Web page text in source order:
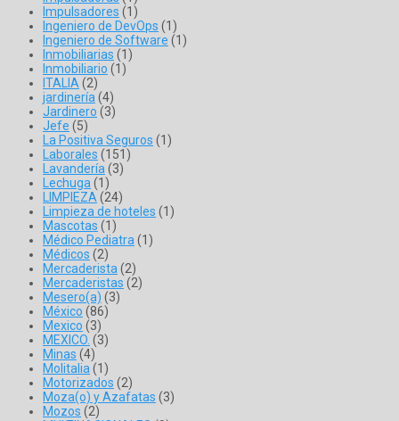
Impulsadores (1)
Ingeniero de DevOps (1)
Ingeniero de Software (1)
Inmobiliarias (1)
Inmobiliario (1)
ITALIA(2)
jardinería(4)
Jardinero (3)
Jefe (5)
La Positiva Seguros (1)
Laborales (151)
Lavandería(3)
Lechuga(1)
LIMPIEZA(24)
Limpieza de hoteles (1)
Mascotas (1)
Médico Pediatra(1)
Médicos (2)
Mercaderista(2)
Mercaderistas (2)
Mesero(a) (3)
México (86)
Mexico (3)
MEXICO. (3)
Minas (4)
Molitalia(1)
Motorizados (2)
Moza(o) y Azafatas (3)
Mozos (2)